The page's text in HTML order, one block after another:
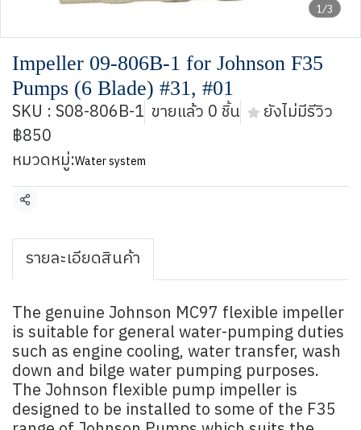
1/3
Impeller 09-806B-1 for Johnson F35
Pumps (6 Blade) #31, #01
SKU : S08-806B-1 ขายแล้ว 0 ชิ้น
ยังไม่มีรีวิว
฿850
หมวดหมู่:Water system
แชร์
รายละเอียดสินค้า
The genuine Johnson MC97 flexible impeller
is suitable for general water-pumping duties
such as engine cooling, water transfer, wash
down and bilge water pumping purposes.
The Johnson flexible pump impeller is
designed to be installed to some of the F35